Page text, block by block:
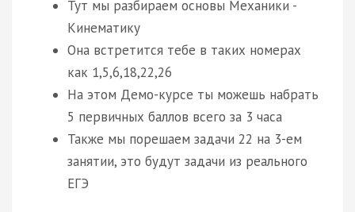
Тут мы разбираем основы Механики -
Кинематику
Она встретится тебе в таких номерах
как 1,5,6,18,22,26
На этом Демо-курсе ты можешь набрать
5 первичных баллов всего за 3 часа
Также мы порешаем задачи 22 на 3-ем
занятии, это будут задачи из реального
ЕГЭ